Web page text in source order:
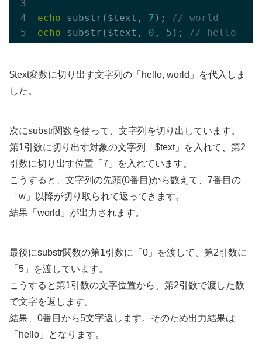
echo substr($text, 7 );
// world
echo substr($text, 0 , 5 ); // hello
$text変数に切り出す文字列の「hello, world」を代入しま
した。
次にsubstr関数を使って、文字列を切り出しています。
第1引数に切り出す対象の文字列「$text」を入れて、第2
引数に切り出す位置「7」を入れています。
こうすると、文字列の先頭(0番目)から数えて、7番目の
「w」以降が切り取られて返ってきます。
結果「world」が出力されます。
最後にsubstr関数の第1引数に「0」を渡して、第2引数に
「5」を渡しています。
こうすると第1引数の文字位置から、第2引数で渡した数
で文字を返します。
結果、0番目から5文字返します。そのため出力結果は
「hello」となります。